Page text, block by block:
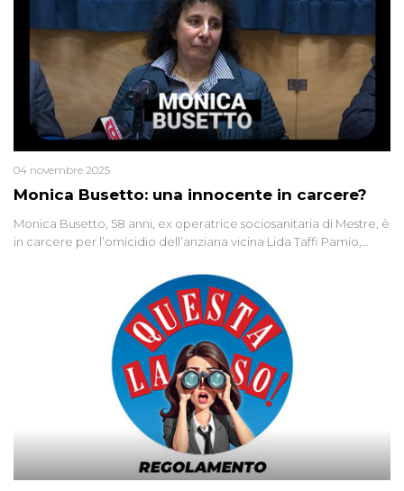
Monica Busetto: una innocente in carcere?
04 novembre 2025
Monica Busetto, 58 anni, ex operatrice sociosanitaria di Mestre, è
in carcere per l’omicidio dell’anziana vicina Lida Taffi Pamio,
minuscola su una collanina, Monica si proclama innocente. Nel
2015 un’altra donna confessa lo stesso delitto, poi ritratta. Due
colpevoli per un solo omicidio: errore giudiziario o giustizia